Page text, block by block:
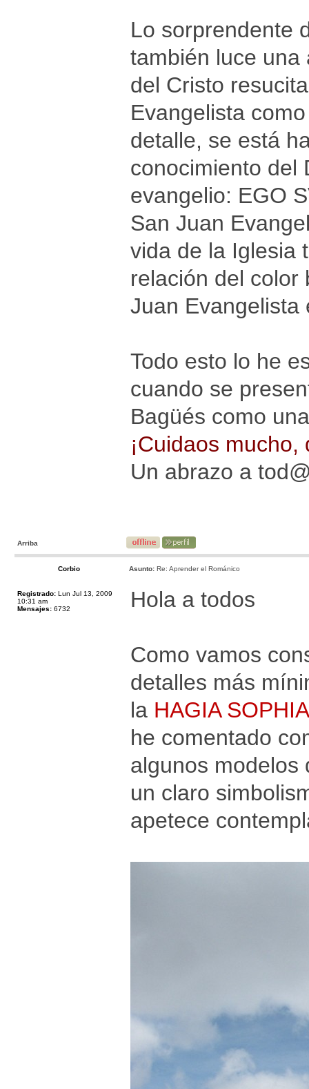
Lo sorprendente
también luce una
del Cristo
Evangelista
detalle, se está
conocimiento del
evangelio: EGO
San Juan
vida de la Iglesia
relación del color
Juan Evangelista
Todo esto lo he
cuando se
Bagüés como una
¡Cuidaos
Un abrazo a
Arriba
Corbio Asunto: Re: Aprender el Románico
Registrado: Lun Jul 13, 2009
10:31 am
Mensajes: 6732 Hola a todos
Como vamos
detalles más
la HAGIA SOPHIA
he comentado
algunos modelos
un claro
apetece